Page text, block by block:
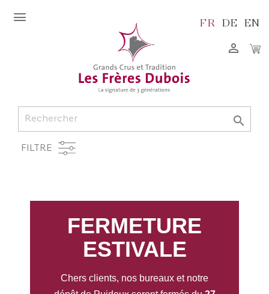
FR DE EN


FILTRE
FERMETURE
ESTIVALE
Chers clients, nos bureaux et notre